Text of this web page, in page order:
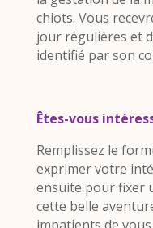
chiots. Vous
jour régulières et
identifié par son
Êtes-vous
Remplissez le
exprimer votre
ensuite pour fixer
cette belle